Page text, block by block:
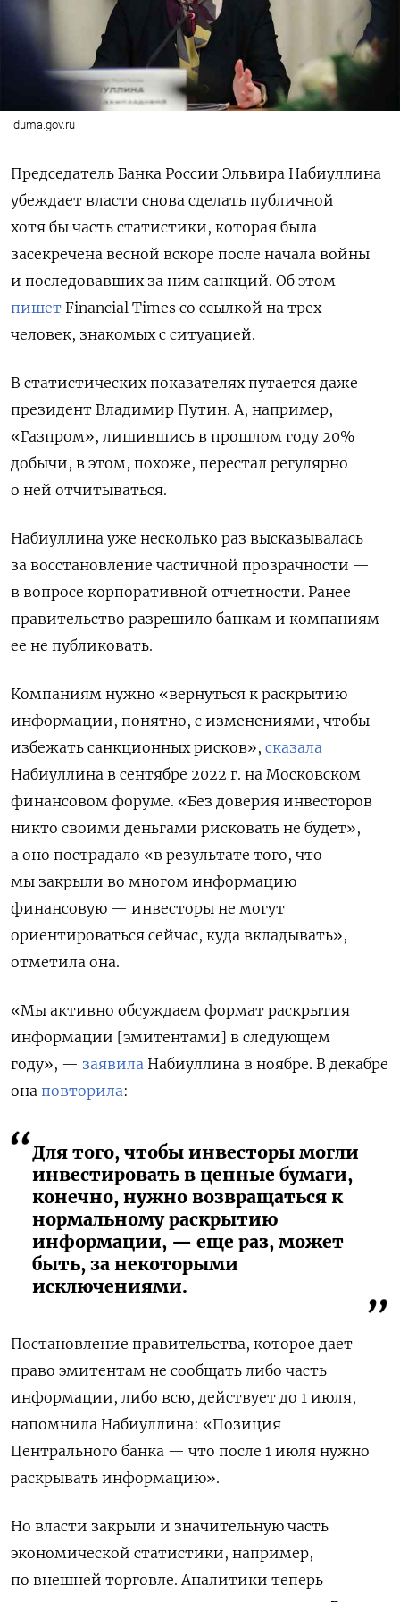
duma.gov.ru
Председатель Банка России Эльвира Набиуллина
убеждает власти снова сделать публичной
хотя бы часть статистики, которая была
засекречена весной вскоре после начала войны
и последовавших за ним санкций. Об этом
пишет Financial Times со ссылкой на трех
человек, знакомых с ситуацией.
В статистических показателях путается даже
президент Владимир Путин. А, например,
«Газпром», лишившись в прошлом году 20%
добычи, в этом, похоже, перестал регулярно
о ней отчитываться.
Набиуллина уже несколько раз высказывалась
за восстановление частичной прозрачности —
в вопросе корпоративной отчетности. Ранее
правительство разрешило банкам и компаниям
ее не публиковать.
Компаниям нужно «вернуться к раскрытию
информации, понятно, с изменениями, чтобы
избежать санкционных рисков», сказала
Набиуллина в сентябре 2022 г. на Московском
финансовом форуме. «Без доверия инвесторов
никто своими деньгами рисковать не будет»,
а оно пострадало «в результате того, что
мы закрыли во многом информацию
финансовую — инвесторы не могут
ориентироваться сейчас, куда вкладывать»,
отметила она.
«Мы активно обсуждаем формат раскрытия
информации [эмитентами] в следующем
году», — заявила Набиуллина в ноябре. В декабре
она повторила:
Для того, чтобы инвесторы могли
инвестировать в ценные бумаги,
конечно, нужно возвращаться к
нормальному раскрытию
информации, — еще раз, может
быть, за некоторыми
исключениями.
Постановление правительства, которое дает
право эмитентам не сообщать либо часть
информации, либо всю, действует до 1 июля,
напомнила Набиуллина: «Позиция
Центрального банка — что после 1 июля нужно
раскрывать информацию».
Но власти закрыли и значительную часть
экономической статистики, например,
по внешней торговле. Аналитики теперь